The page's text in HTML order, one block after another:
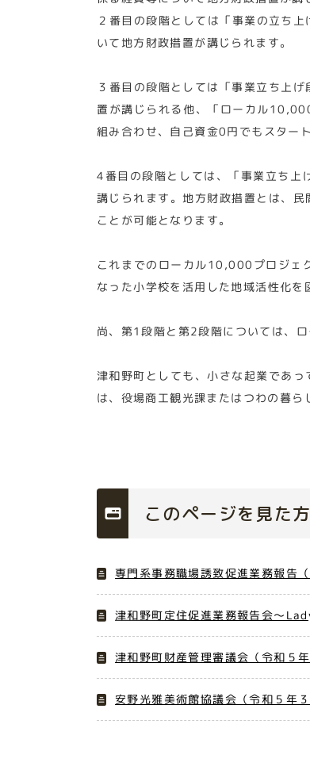
２番目の段階としては「事業の立ち
いて地方財政措置が講じられます。
３番目の段階としては「事業立ち上
置が講じられる他、「ローカル
組み合わせ、自己資金0円でもスター
4番目の段階としては、「事業立ち上
講じられます。地方財政措置とは、
ことが可能となります。
これまでのローカル10,000プロジェ
なった小学校を活用した地域活性化を
尚、第1段階と第2段階については、
津和野町としても、小さな起業であ
は、役場商工観光課またはつわの暮ら
このページを見た
専門系事務職場誘致促進業務報告
津和野町定住促進業務報告会～
津和野町財産管理審議会（令和５年
安野光雅美術館協議会（令和５年